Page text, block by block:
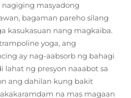
masyadong
bagaman pareho silang
kasukasuan nang magkaiba.
yoga, ang
ay nag-aabsorb ng bahagi
lahat ng presyon naaabot sa
ang dahilan kung bakit
na mas magaan